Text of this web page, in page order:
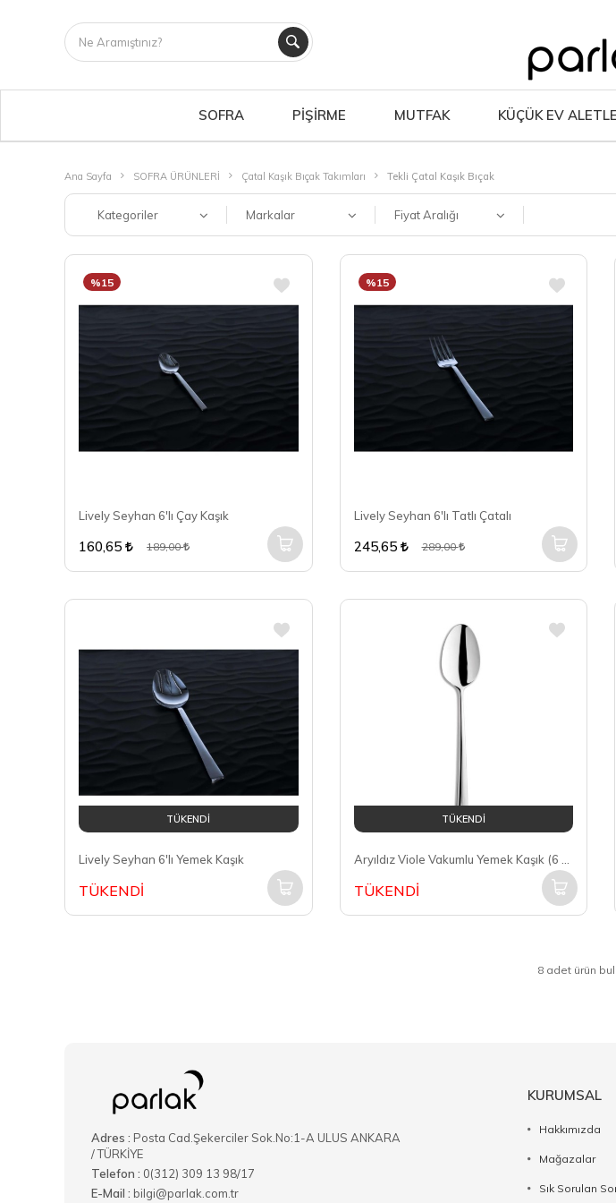
SOFRA PİŞİRME MUTFAK KÜÇÜK EV
Ana Sayfa SOFRA ÜRÜNLERİ Çatal Kaşık Bıçak Takımları Tekli Çatal Kaşık Bıçak
Kategoriler Markalar Fiyat Aralığı
Lively Seyhan 6'lı Çay Kaşık
%15
160,65 189,00
Lively Seyhan 6'lı Tatlı Çatalı
%15
245,65 289,00
TÜKENDİ
Lively Seyhan 6'lı Yemek Kaşık
TÜKENDİ
TÜKENDİ
TÜKENDİ
8 adet ürün
Adres : Posta Cad.Şekerciler Sok.No:1-A ULUS ANKARA
/ TÜRKİYE
Telefon : 0(312) 309 13 98/17
E-Mail : bilgi@parlak.com.tr
KURUMSAL
Hakkımızda
Mağazalar
Sık Sorulan